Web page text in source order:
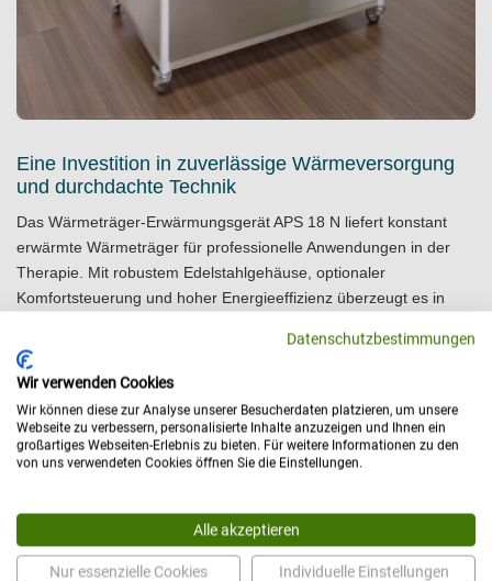
Eine Investition in zuverlässige Wärmeversorgung
und durchdachte Technik
Das Wärmeträger-Erwärmungsgerät APS 18 N liefert konstant
erwärmte Wärmeträger für professionelle Anwendungen in der
Therapie. Mit robustem Edelstahlgehäuse, optionaler
Komfortsteuerung und hoher Energieeffizienz überzeugt es in
Zuverlässigkeit und Beständigkeit sind die Merkmale, auf die es
im medizinischen Alltag ankommt, genau hier setzt das APS 18 N
Maßstäbe für ein solides und langjähriges Arbeiten. Vereinbaren
Sie jetzt einkostenfreies Beratungsgespräch, um gemeinsam den
optimalen Einsatz in Ihrer Einrichtung zu planen.
Datenschutzbestimmungen
Wir verwenden Cookies
Wir können diese zur Analyse unserer Besucherdaten platzieren, um unsere
Webseite zu verbessern, personalisierte Inhalte anzuzeigen und Ihnen ein
großartiges Webseiten-Erlebnis zu bieten. Für weitere Informationen zu den
von uns verwendeten Cookies öffnen Sie die Einstellungen.
Alle akzeptieren
Nur essenzielle Cookies Individuelle Einstellungen